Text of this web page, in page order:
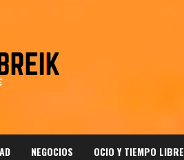
NEGOCIOS OCIO Y TIEMPO LIBRE